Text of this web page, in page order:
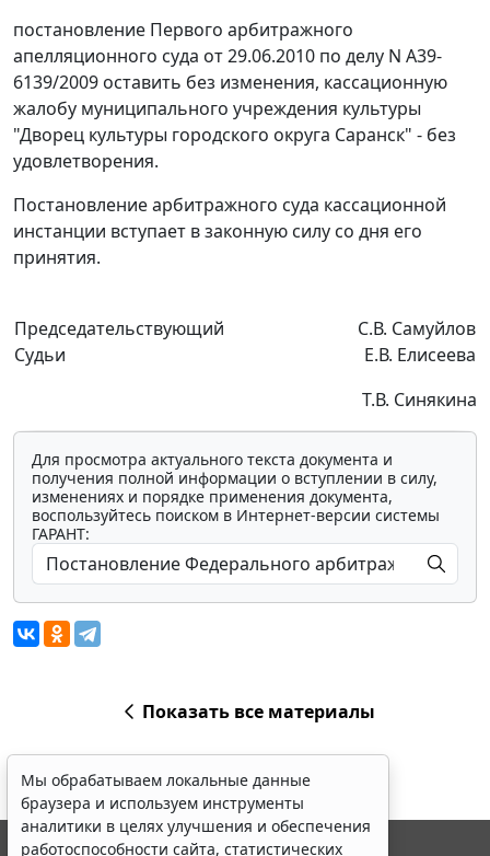
постановление Первого арбитражного
апелляционного суда от 29.06.2010 по делу N А39-
6139/2009 оставить без изменения, кассационную
жалобу муниципального учреждения культуры
"Дворец культуры городского округа Саранск" - без
удовлетворения.
Постановление арбитражного суда кассационной
инстанции вступает в законную силу со дня его
принятия.
Председательствующий
Судьи
С.В. Самуйлов
Е.В. Елисеева
Т.В. Синякина
Для просмотра актуального текста документа и
получения полной информации о вступлении в силу,
изменениях и порядке применения документа,
воспользуйтесь поиском в Интернет-версии системы
ГАРАНТ:
Показать все материалы
Мы обрабатываем локальные данные
браузера и используем инструменты
аналитики в целях улучшения и обеспечения
работоспособности сайта, статистических